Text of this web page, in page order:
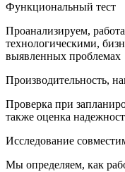
Функциональный тест
Проанализируем,
технологическими,
выявленных проблемах
Производительность,
Проверка при
также оценка
Исследование
Мы определяем, как